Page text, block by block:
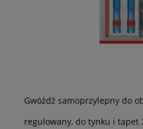
Gwóźdź samoprzylepny do
regulowany, do tynku i tapet